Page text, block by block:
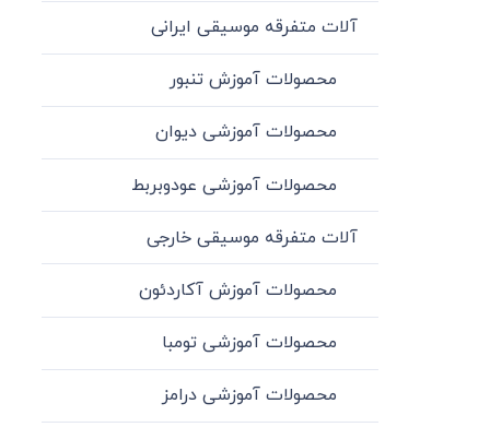
آلات متفرقه موسیقی ایرانی
محصولات آموزش تنبور
محصولات آموزشی دیوان
محصولات آموزشی عودوبربط
آلات متفرقه موسیقی خارجی
محصولات آموزش آکاردئون
محصولات آموزشی تومبا
محصولات آموزشی درامز